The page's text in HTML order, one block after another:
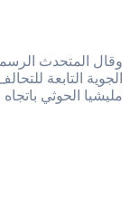
وقال المتحدث
الجوية التابعة
مليشيا الحوثي